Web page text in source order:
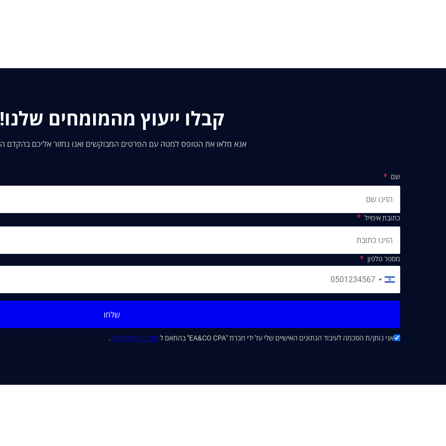
קבלו ייעוץ מהמומחים שלנו!
אנא מלאו את הטופס למטה עם הפרטים המבוקשים ואנו נחזור אליכם בהקדם
שם
כתובת אימייל
מספר טלפון
שלחו
אני נותן/ת הסכמה לעיבוד הנתונים האישיים שלי על ידי חברת "EA&CO CPA" בהתאם ל מדיניות הפרטיות .